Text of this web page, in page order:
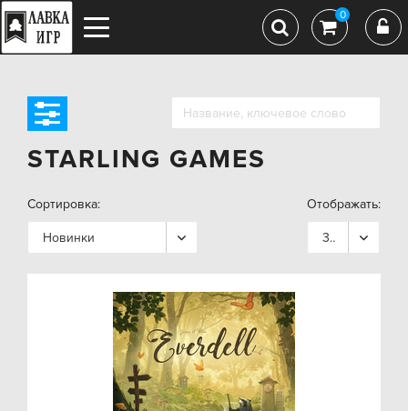
0
STARLING GAMES
Сортировка:
Новинки
Отображать:
36